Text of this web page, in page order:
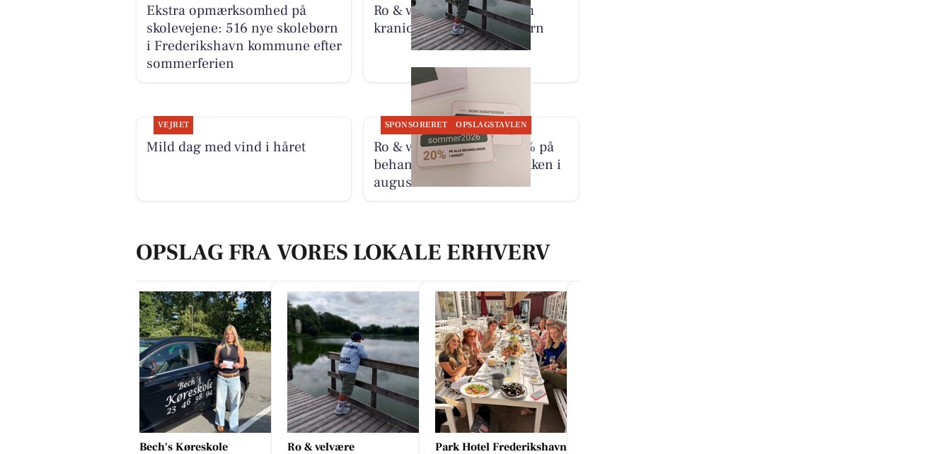
Ekstra opmærksomhed på
skolevejene: 516 nye skolebørn
i Frederikshavn kommune efter
sommerferien
Ro & velvære fortæller om
kranio sakral terapi til børn
VEJRET
Mild dag med vind i håret
SPONSORERET OPSLAGSTAVLEN
Ro & velvære tilbyder 20% på
behandling for ondt i nakken i
august
OPSLAG FRA VORES LOKALE ERHVERV
Bech's Køreskole Ro & velvære Park Hotel Frederikshavn